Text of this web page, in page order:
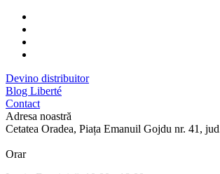
Devino distribuitor
Blog Liberté
Contact
Adresa noastră
Cetatea Oradea, Piața Emanuil Gojdu nr. 41,
Orar